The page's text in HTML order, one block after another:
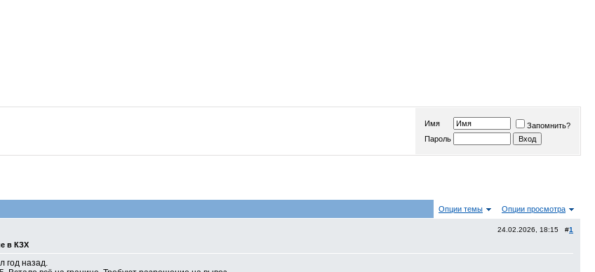
Имя
Запомнить?
Пароль
Опции темы Опции просмотра
24.02.2026, 18:15 #1
в КЗХ
год назад.